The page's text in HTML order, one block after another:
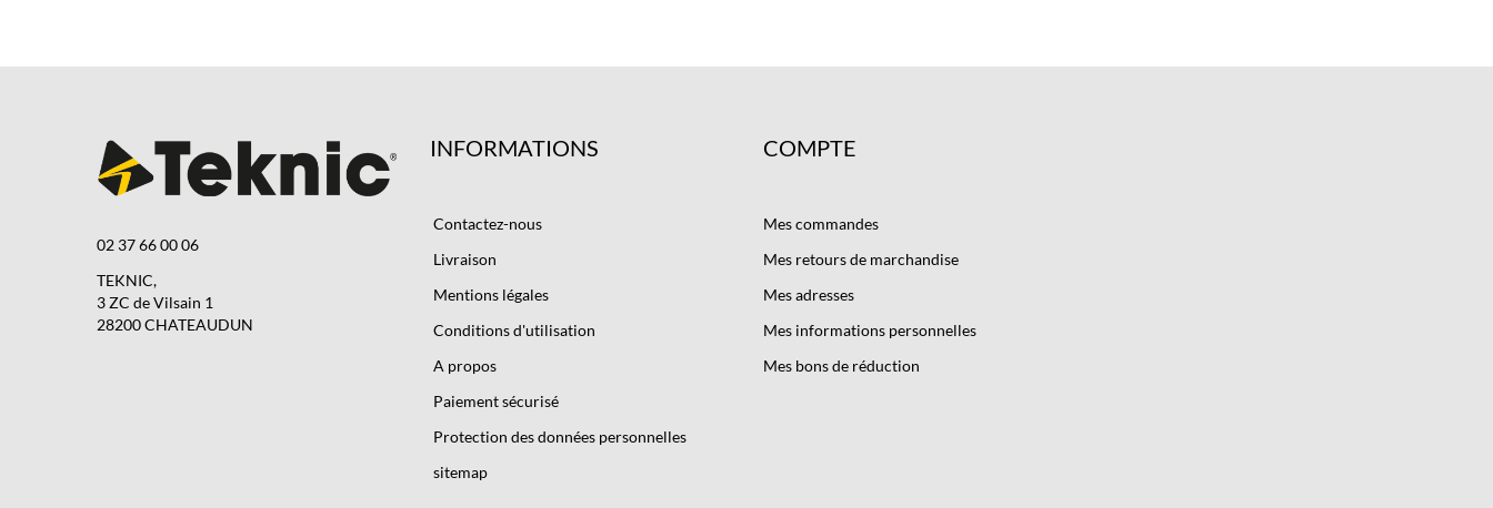
02 37 66 00 06
TEKNIC,
3 ZC de Vilsain 1
28200 CHATEAUDUN
INFORMATIONS
Contactez-nous
Livraison
Mentions légales
Conditions d'utilisation
A propos
Paiement sécurisé
Protection des données personnelles
sitemap
COMPTE
Mes commandes
Mes retours de marchandise
Mes adresses
Mes informations personnelles
Mes bons de réduction